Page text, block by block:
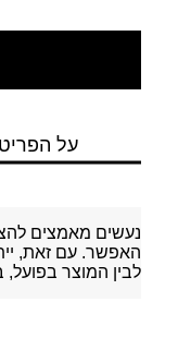
על הפריט
נעשים מאמצים
האפשר. עם זאת,
לבין המוצר